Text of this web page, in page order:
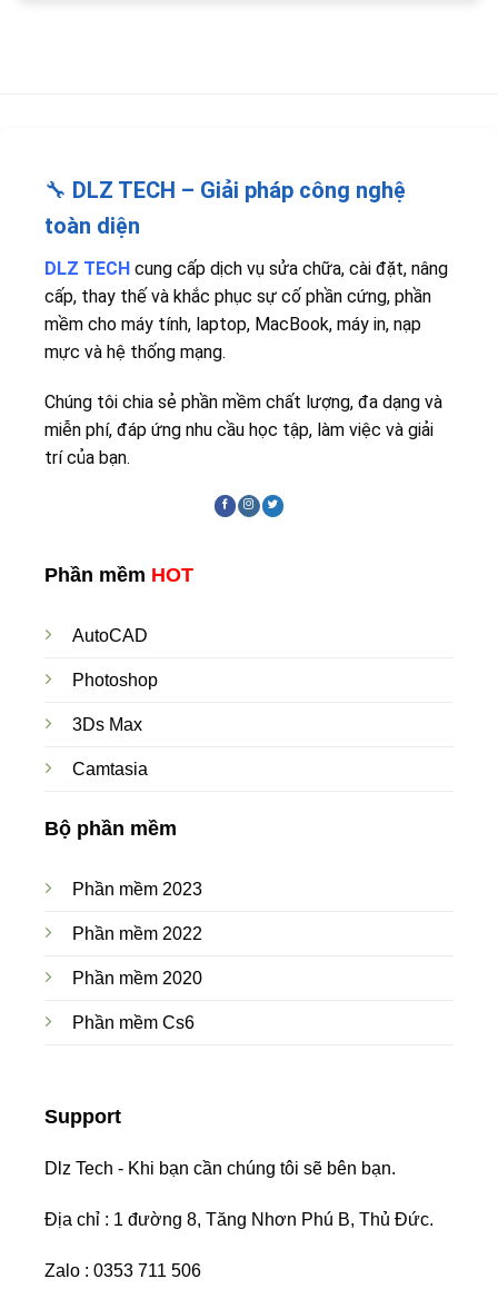
🔧 DLZ TECH – Giải pháp công nghệ
toàn diện
DLZ TECH cung cấp dịch vụ sửa chữa, cài đặt, nâng
cấp, thay thế và khắc phục sự cố phần cứng, phần
mềm cho máy tính, laptop, MacBook, máy in, nạp
mực và hệ thống mạng.
Chúng tôi chia sẻ phần mềm chất lượng, đa dạng và
miễn phí, đáp ứng nhu cầu học tập, làm việc và giải
trí của bạn.
Phần mềm HOT
AutoCAD
Photoshop
3Ds Max
Camtasia
Bộ phần mềm
Phần mềm 2023
Phần mềm 2022
Phần mềm 2020
Phần mềm Cs6
Support
Dlz Tech - Khi bạn cần chúng tôi sẽ bên bạn.
Địa chỉ : 1 đường 8, Tăng Nhơn Phú B, Thủ Đức.
Zalo : 0353 711 506